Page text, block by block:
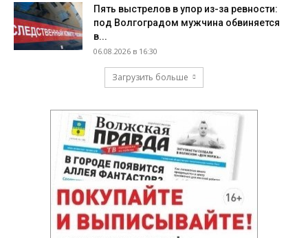
Пять выстрелов в упор из-за ревности:
под Волгоградом мужчина обвиняется
в...
06.08.2026 в 16:30
Загрузить больше